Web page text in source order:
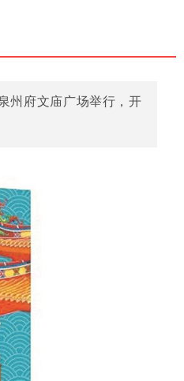
州府文庙广场举行，开